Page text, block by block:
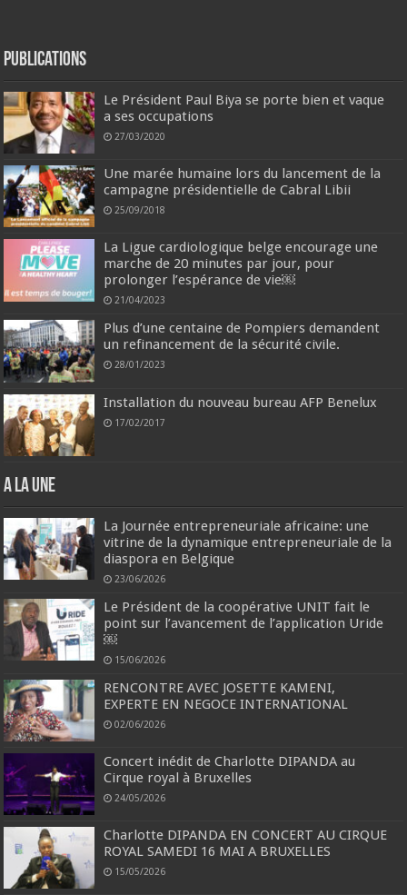
Publications
Le Président Paul Biya se porte bien et vaque
a ses occupations
27/03/2020
Une marée humaine lors du lancement de la
campagne présidentielle de Cabral Libii
25/09/2018
La Ligue cardiologique belge encourage une
marche de 20 minutes par jour, pour
prolonger l’espérance de vie￼
21/04/2023
Plus d’une centaine de Pompiers demandent
un refinancement de la sécurité civile.
28/01/2023
Installation du nouveau bureau AFP Benelux
17/02/2017
A la une
La Journée entrepreneuriale africaine: une
vitrine de la dynamique entrepreneuriale de la
diaspora en Belgique
23/06/2026
Le Président de la coopérative UNIT fait le
point sur l’avancement de l’application Uride
￼
15/06/2026
RENCONTRE AVEC JOSETTE KAMENI,
EXPERTE EN NEGOCE INTERNATIONAL
02/06/2026
Concert inédit de Charlotte DIPANDA au
Cirque royal à Bruxelles
24/05/2026
Charlotte DIPANDA EN CONCERT AU CIRQUE
ROYAL SAMEDI 16 MAI A BRUXELLES
15/05/2026